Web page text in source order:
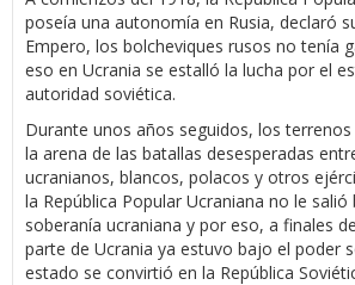
poseía una autonomía en Rusia, declaró
Empero, los bolcheviques rusos no tenía
eso en Ucrania se estalló la lucha por el
autoridad soviética.
Durante unos años seguidos, los
la arena de las batallas desesperadas
ucranianos, blancos, polacos y otros
la República Popular Ucraniana no le salió
soberanía ucraniana y por eso, a finales
parte de Ucrania ya estuvo bajo el poder
estado se convirtió en la República